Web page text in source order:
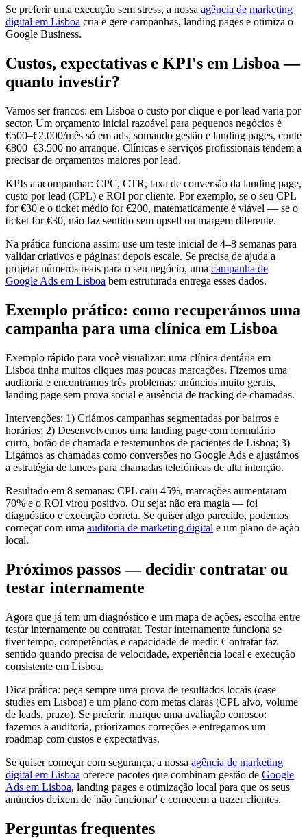
Se preferir uma execução sem stress, a nossa agência de marketing
digital em Lisboa cria e gere campanhas, landing pages e otimiza o
Google Business.
Custos, expectativas e KPI's em Lisboa —
quanto investir?
Vamos ser francos: em Lisboa o custo por clique e por lead varia por
sector. Um orçamento inicial razoável para pequenos negócios é
€500–€2.000/mês só em ads; somando gestão e landing pages, conte
€800–€3.500 no arranque. Clínicas e serviços profissionais tendem a
precisar de orçamentos maiores por lead.
KPIs a acompanhar: CPC, CTR, taxa de conversão da landing page,
custo por lead (CPL) e ROI por cliente. Por exemplo, se o seu CPL
for €30 e o ticket médio for €200, matematicamente é viável — se o
ticket for €30, não faz sentido sem upsell ou margem diferente.
Na prática funciona assim: use um teste inicial de 4–8 semanas para
validar criativos e páginas; depois escale. Se precisa de ajuda a
projetar números reais para o seu negócio, uma campanha de
Google Ads em Lisboa bem estruturada entrega esses dados.
Exemplo prático: como recuperámos uma
campanha para uma clínica em Lisboa
Exemplo rápido para você visualizar: uma clínica dentária em
Lisboa tinha muitos cliques mas poucas marcações. Fizemos uma
auditoria e encontramos três problemas: anúncios muito gerais,
landing page sem prova social e ausência de tracking de chamadas.
Intervenções: 1) Criámos campanhas segmentadas por bairros e
horários; 2) Desenvolvemos uma landing page com formulário
curto, botão de chamada e testemunhos de pacientes de Lisboa; 3)
Ligámos as chamadas como conversões no Google Ads e ajustámos
a estratégia de lances para chamadas telefónicas de alta intenção.
Resultado em 8 semanas: CPL caiu 45%, marcações aumentaram
70% e o ROI virou positivo. Ou seja: não era magia — foi
diagnóstico e execução correta. Se quiser algo parecido, podemos
começar com uma auditoria de marketing digital e um plano de ação
local.
Próximos passos — decidir contratar ou
testar internamente
Agora que já tem um diagnóstico e um mapa de ações, escolha entre
testar internamente ou contratar. Testar internamente funciona se
tiver tempo, competências e capacidade de medir. Contratar faz
sentido quando precisa de velocidade, experiência local e execução
consistente em Lisboa.
Dica prática: peça sempre uma prova de resultados locais (case
studies em Lisboa) e um plano com metas claras (CPL alvo, volume
de leads, prazo). Se preferir, marque uma avaliação conosco:
fazemos a auditoria, priorizamos correções e entregamos um
roadmap com custos e expectativas.
Se quiser começar com segurança, a nossa agência de marketing
digital em Lisboa oferece pacotes que combinam gestão de Google
Ads em Lisboa, landing pages e otimização local para que os seus
anúncios deixem de 'não funcionar' e comecem a trazer clientes.
Perguntas frequentes